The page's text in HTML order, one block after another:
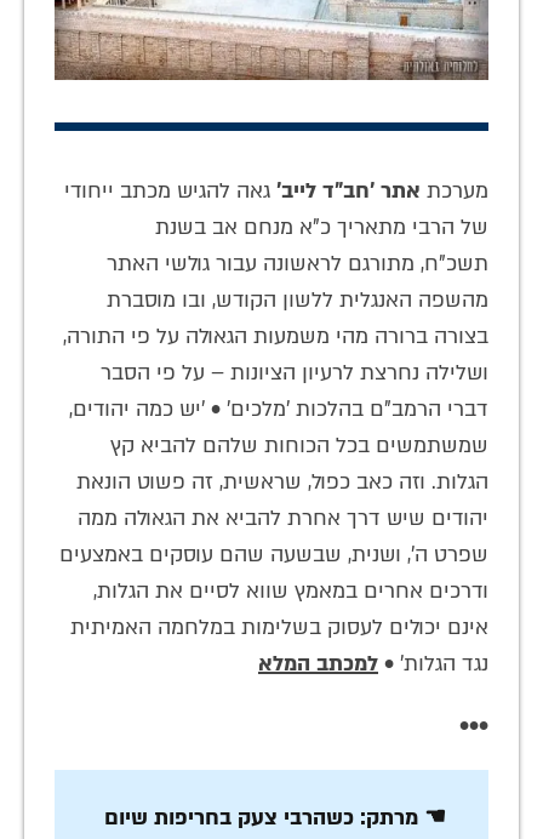
מערכת אתר 'חב"ד לייב' גאה להגיש מכתב ייחודי
של הרבי מתאריך כ"א מנחם אב בשנת
תשכ"ח, מתורגם לראשונה עבור גולשי האתר
מהשפה האנגלית ללשון הקודש, ובו מוסברת
בצורה ברורה מהי משמעות הגאולה על פי התורה,
ושלילה נחרצת לרעיון הציונות – על פי הסבר
דברי הרמב"ם בהלכות 'מלכים' • 'יש כמה יהודים,
שמשתמשים בכל הכוחות שלהם להביא קץ
הגלות. וזה כאב כפול, שראשית, זה פשוט הונאת
יהודים שיש דרך אחרת להביא את הגאולה ממה
שפרט ה', ושנית, שבשעה שהם עוסקים באמצעים
ודרכים אחרים במאמץ שווא לסיים את הגלות,
אינם יכולים לעסוק בשלימות במלחמה האמיתית
נגד הגלות' • למכתב המלא
•••
☚ מרתק: כשהרבי צעק בחריפות שיום